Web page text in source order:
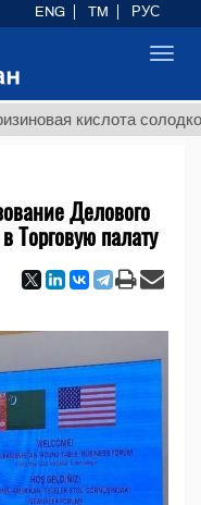
кислота солодкового
Делового
Торговую палату
ENG TM РУС